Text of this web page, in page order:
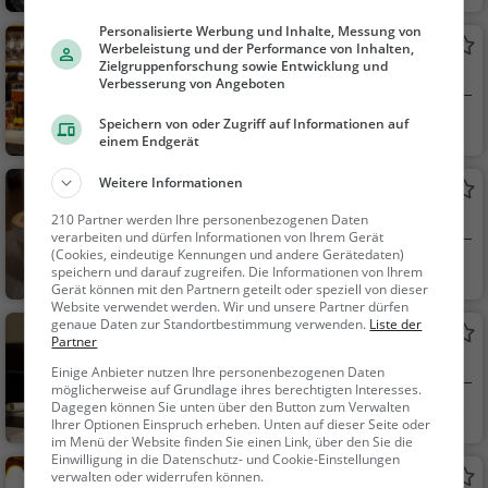
ren
Bernemer Fass
Kneipe in Frankfurt am Main
Frankfurt am Main
Bar, Restaurant, B
Café Klatsch
Café in Frankfurt am Main
Frankfurt am Main
Café, Restaurant,
Kaffee / Kuchen, Früh
stück, Gebäck / Teig
dessen, Mittagessen
Henscheid
Restaurant in Frankfurt am Main
Frankfurt am Main
Restaurant, Aben
dessen, Mittagessen
Mosaik Jazz und Chanson
Personalisierte Werbung und Inhalte, Messung von
Werbeleistung und der Performance von Inhalten,
Zielgruppenforschung sowie Entwicklung und
Verbesserung von Angeboten
Speichern von oder Zugriff auf Informationen auf
einem Endgerät
Weitere Informationen
210 Partner werden Ihre personenbezogenen Daten
verarbeiten und dürfen Informationen von Ihrem Gerät
(Cookies, eindeutige Kennungen und andere Gerätedaten)
speichern und darauf zugreifen. Die Informationen von Ihrem
Gerät können mit den Partnern geteilt oder speziell von dieser
Website verwendet werden. Wir und unsere Partner dürfen
genaue Daten zur Standortbestimmung verwenden. Liste der
Partner
Einige Anbieter nutzen Ihre personenbezogenen Daten
möglicherweise auf Grundlage ihres berechtigten Interesses.
Dagegen können Sie unten über den Button zum Verwalten
Ihrer Optionen Einspruch erheben. Unten auf dieser Seite oder
im Menü der Website finden Sie einen Link, über den Sie die
Einwilligung in die Datenschutz- und Cookie-Einstellungen
verwalten oder widerrufen können.